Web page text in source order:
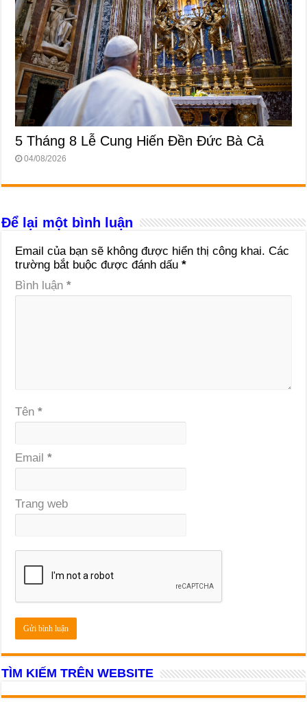
5 Tháng 8 Lễ Cung Hiến Ðền Ðức Bà Cả
04/08/2026
Để lại một bình luận
Email của bạn sẽ không được hiển thị công khai. Các
trường bắt buộc được đánh dấu*
Bình luận*
Tên*
Email*
Trang web
TÌM KIẾM TRÊN WEBSITE